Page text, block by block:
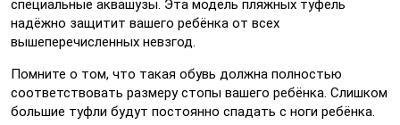
специальные аквашузы. Эта модель пляжных туфель
надёжно защитит вашего ребёнка от всех
вышеперечисленных невзгод.
Помните о том, что такая обувь должна полностью
соответствовать размеру стопы вашего ребёнка. Слишком
большие туфли будут постоянно спадать с ноги ребёнка.